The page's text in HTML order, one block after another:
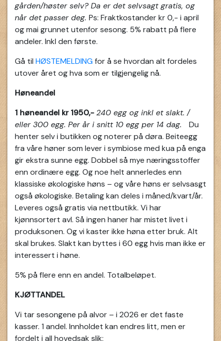
gården/høster selv? Da er det selvsagt gratis, og
når det passer deg. Ps: Fraktkostander kr 0,- i april
og mai grunnet utenfor sesong. 5% rabatt på flere
andeler. Inkl den første.
Gå til HØSTEMELDINGfor å se hvordan alt fordeles
utover året og hva som er tilgjengelig nå.
Høneandel
1 høneandel kr 1950,-240 egg og inkl et slakt. /
eller 300 egg. Per år i snitt 10 egg per 14 dag. Du
henter selv i butikken og noterer på døra. Beiteegg
fra våre høner som lever i symbiose med kua på enga
gir ekstra sunne egg. Dobbel så mye næringsstoffer
enn ordinære egg. Og noe helt annerledes enn
klassiske økologiske høns – og våre høns er selvsasgt
også økologiske. Betaling kan deles i måned/kvart/år.
Leveres også gratis via nettbutikk. Vi har
kjønnsortert avl. Så ingen haner har mistet livet i
produksonen. Og vi kaster ikke høna etter bruk. Alt
skal brukes. Slakt kan byttes i 60 egg hvis man ikke er
interessert i høne.
5% på flere enn en andel. Totalbeløpet.
KJØTTANDEL
Vi tar sesongene på alvor – i 2026 er det faste
kasser. 1 andel. Innholdet kan endres litt, men er
fordelt i all hovedsak slik: